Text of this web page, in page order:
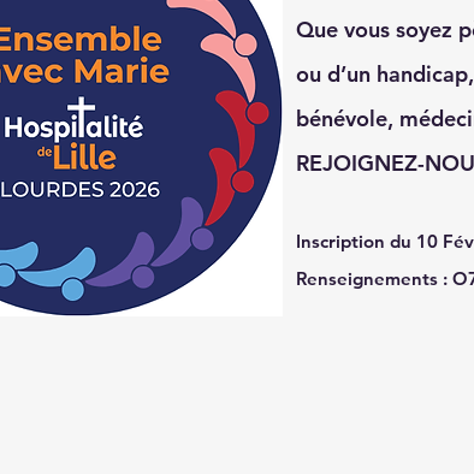
Que vous soyez
ou d’un handicap,
bénévole,
REJOIGNEZ-
Inscription du 10
Renseignements :